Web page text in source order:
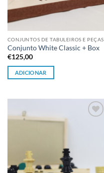
CONJUNTOS DE TABULEIROS E PEÇAS
Conjunto White Classic + Box
€125,00
ADICIONAR